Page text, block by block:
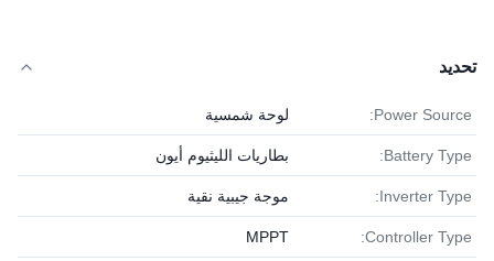
تحديد
Power Source: لوحة شمسية
Battery Type: بطاريات الليثيوم أيون
Inverter Type: موجة جيبية نقية
Controller Type:
MPPT